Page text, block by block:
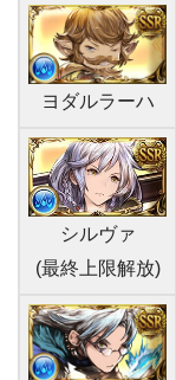
ヨダルラーハ
シルヴァ
(最終上限解放)